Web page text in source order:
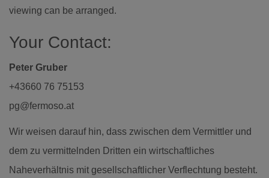
viewing can be arranged.
Your Contact:
Peter Gruber
+43660 76 75153
pg@fermoso.at
Wir weisen darauf hin, dass zwischen dem Vermittler und
dem zu vermittelnden Dritten ein wirtschaftliches
Naheverhältnis mit gesellschaftlicher Verflechtung besteht.